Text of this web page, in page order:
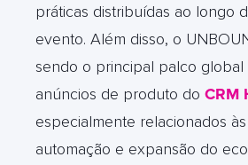
práticas distribuídas ao longo
evento. Além disso, o
sendo o principal palco global
anúncios de produto do CRM
especialmente relacionados
automação e expansão do